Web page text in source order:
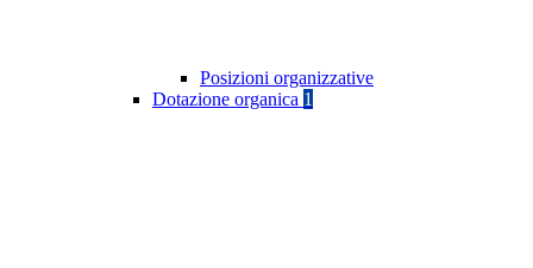
Posizioni organizzative
Dotazione organica 1